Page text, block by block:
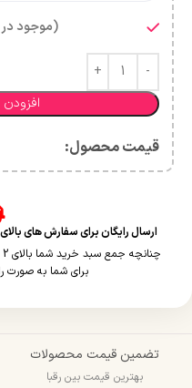
(موجود در
قیمت محصول:​
ارسال رایگان برای سفارش های بالای 2 میلیون و 500 هزار تومان(غیر
برای شما به صورت
تضمین قیمت محصولات
بهترین قیمت بین رقبا